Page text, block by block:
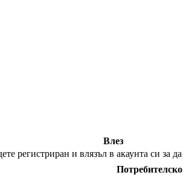
Влез
регистриран и влязъл в акаунта си за